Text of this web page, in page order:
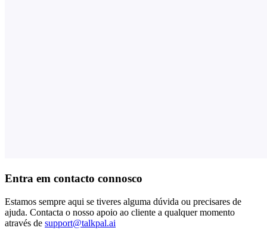
Entra em contacto connosco
Estamos sempre aqui se tiveres alguma dúvida ou precisares de
ajuda. Contacta o nosso apoio ao cliente a qualquer momento
através de support@talkpal.ai